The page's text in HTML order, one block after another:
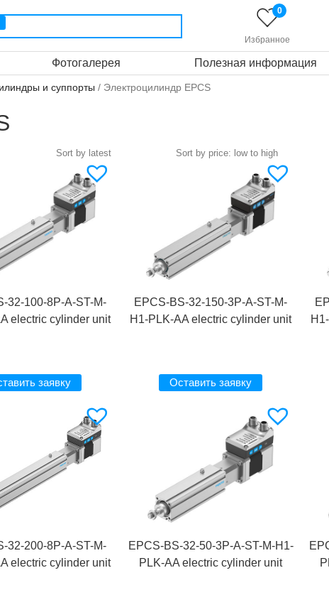
Избранное
0
Фотогалерея Полезная информация
и суппорты / Электроцилиндр EPCS
32-100-8P-A-ST-M-
electric cylinder unit
заявку
EPCS-BS-32-150-3P-A-ST-M-
H1-PLK-AA electric cylinder unit
Оставить заявку
32-200-8P-A-ST-M-
electric cylinder unit
EPCS-BS-32-50-3P-A-ST-M-H1-
PLK-AA electric cylinder unit